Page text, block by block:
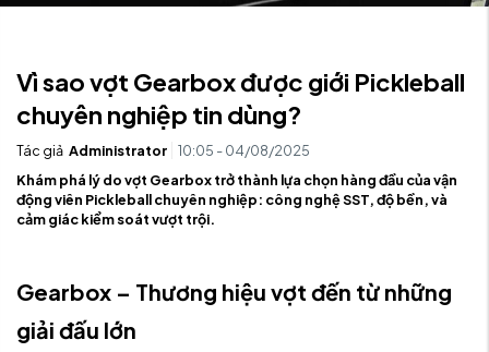
Vì sao vợt Gearbox được giới Pickleball
chuyên nghiệp tin dùng?
Tác giả Administrator
10:05 - 04/08/2025
Khám phá lý do vợt Gearbox trở thành lựa chọn hàng đầu của vận
động viên Pickleball chuyên nghiệp: công nghệ SST, độ bền, và
cảm giác kiểm soát vượt trội.
Gearbox – Thương hiệu vợt đến từ những
giải đấu lớn